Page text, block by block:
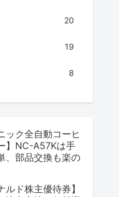
20
19
8
ック全自動コーヒ
】NC-A57Kは手
、部品交換も楽の
ルド株主優待券】